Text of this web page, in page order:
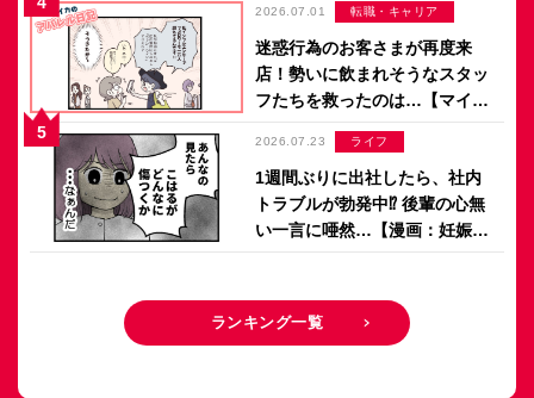
2026.07.01 転職・キャリア
迷惑行為のお客さまが再度来
店！勢いに飲まれそうなスタッ
フたちを救ったのは…【マイカ
のアパレル日記 by ぼのこ】
2026.07.23 ライフ
1週間ぶりに出社したら、社内
トラブルが勃発中⁉ 後輩の心無
い一言に唖然…【漫画：妊娠し
ないのは、誰のせい？】
ランキング一覧